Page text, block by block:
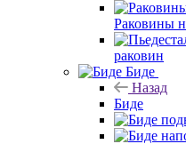
Раковины
раковин
Биде
Назад
Биде